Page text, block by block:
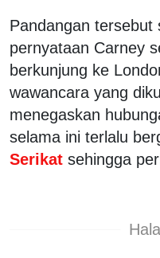
Pandangan tersebut
pernyataan Carney
berkunjung ke
wawancara yang
menegaskan
selama ini terlalu
Serikat sehingga